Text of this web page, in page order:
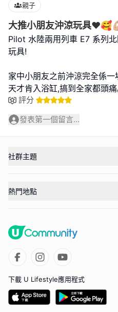
親子
大推小朋友沖涼玩具
Pilot 水陸兩用列車 E7 系列
玩具!
家中小朋友之前沖涼完全係
天才肯入浴缸,搞到全家都頭
評分
發表第一個留言...
社群主題
熱門地點
下載 U Lifestyle應用程式